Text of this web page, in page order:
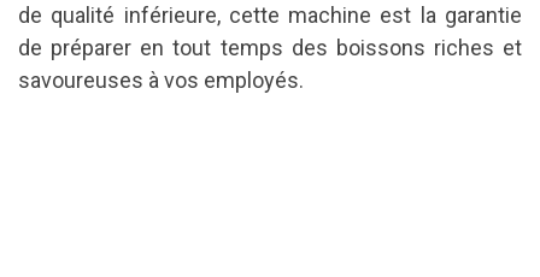
de qualité inférieure, cette machine est la garantie
de préparer en tout temps des boissons riches et
savoureuses à vos employés.